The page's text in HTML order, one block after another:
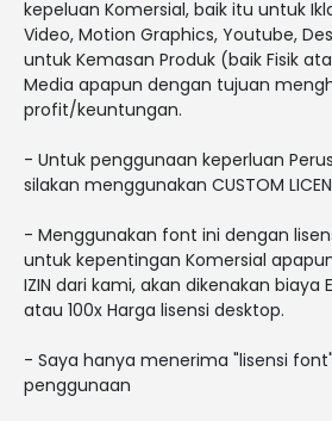
kepeluan Komersial, baik itu untuk
Video, Motion Graphics, Youtube,
untuk Kemasan Produk (baik Fisik
Media apapun dengan tujuan
profit/keuntungan.
- Untuk penggunaan keperluan
silakan menggunakan CUSTOM
- Menggunakan font ini dengan
untuk kepentingan Komersial
IZIN dari kami, akan dikenakan biaya
atau 100x Harga lisensi desktop.
- Saya hanya menerima "lisensi
penggunaan